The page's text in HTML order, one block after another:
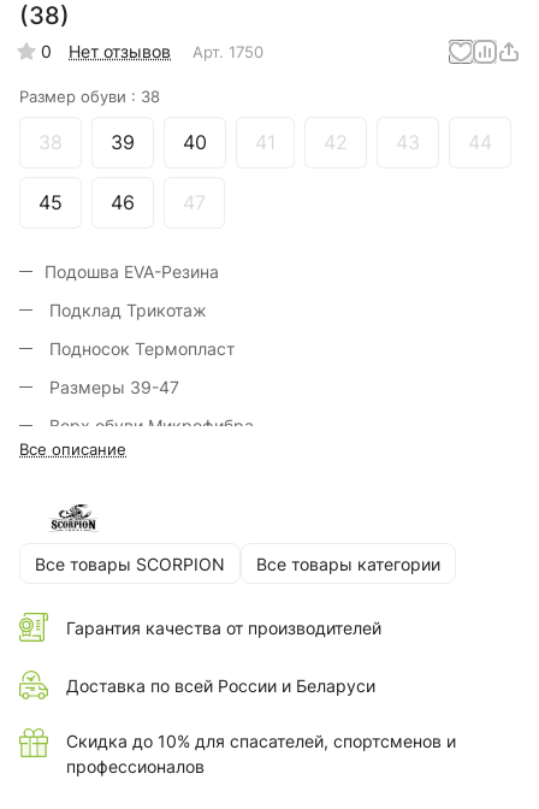
(38)
0 Нет отзывов Арт. 1750
Размер обуви : 38
38 39 40 41 42 43 44
45 46 47
Подошва EVA-Резина
Подклад Трикотаж
Подносок Термопласт
Размеры 39-47
Верх обуви Микрофибра
Цвет Серый
В упаковке (пар) 10
Глубина протектора 3.5
Защитные свойства З, Сж
Все описание
Все товары SCORPION Все товары категории
Гарантия качества от производителей
Доставка по всей России и Беларуси
Скидка до 10% для спасателей, спортсменов и
профессионалов